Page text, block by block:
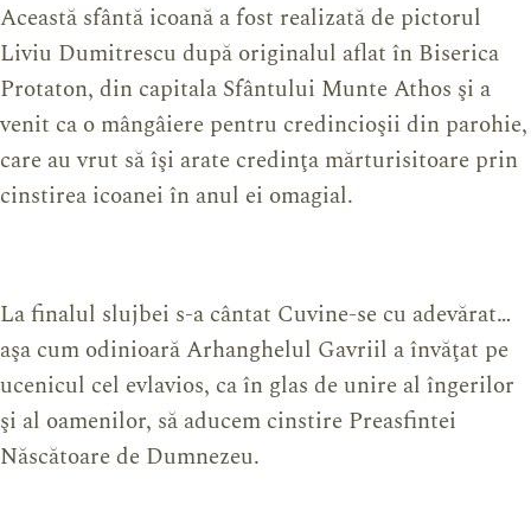
Această sfântă icoană a fost realizată de pictorul
Liviu Dumitrescu după originalul aflat în Biserica
Protaton, din capitala Sfântului Munte Athos şi a
venit ca o mângâiere pentru credincioşii din parohie,
care au vrut să îşi arate credinţa mărturisitoare prin
cinstirea icoanei în anul ei omagial.
La finalul slujbei s-a cântat Cuvine-se cu adevărat…
aşa cum odinioară Arhanghelul Gavriil a învăţat pe
ucenicul cel evlavios, ca în glas de unire al îngerilor
şi al oamenilor, să aducem cinstire Preasfintei
Născătoare de Dumnezeu.